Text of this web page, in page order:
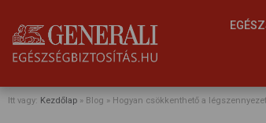
Itt vagy: Kezdőlap » Blog » Hogyan csökkenthető a